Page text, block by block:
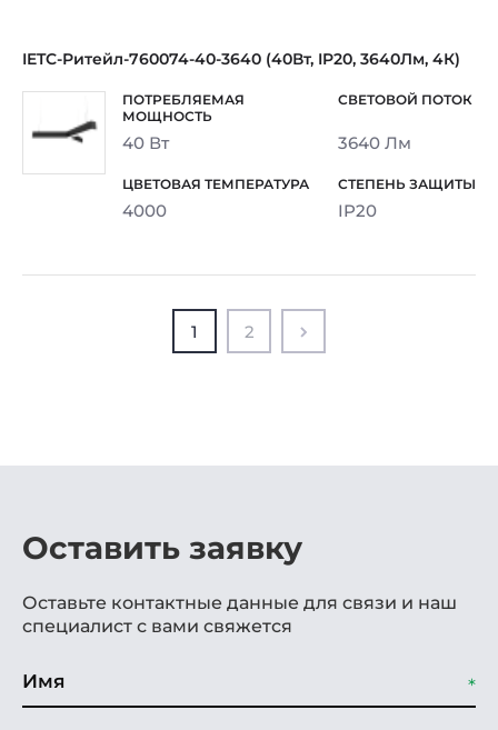
IETC-Ритейл-760074-40-3640 (40Вт, IP20, 3640Лм, 4К)
40 Вт 3640 Лм
4000 IP20
1 2
Оставить заявку
Оставьте контактные данные для связи и наш
специалист с вами свяжется